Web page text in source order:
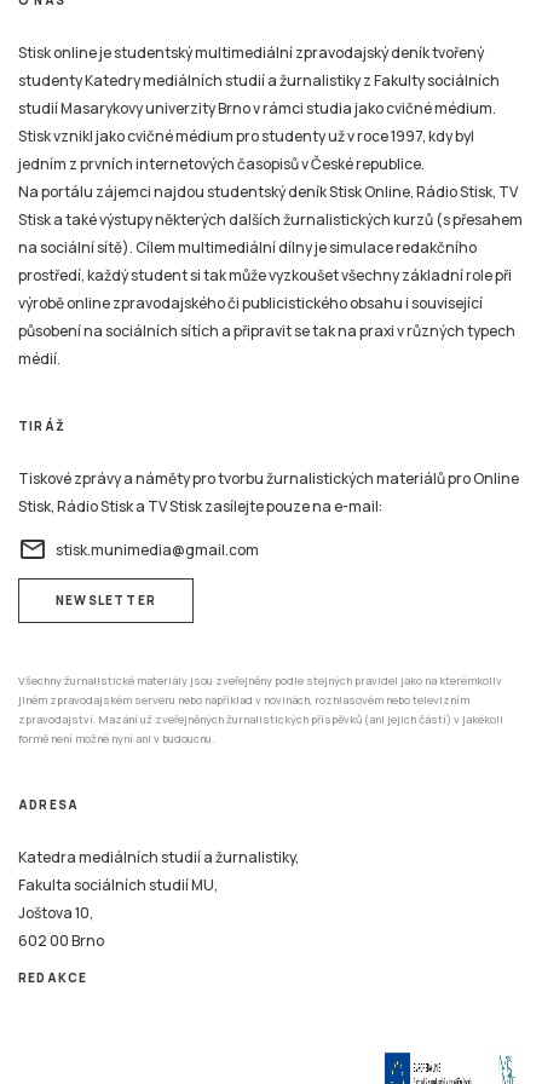
Stisk online je studentský multimediální zpravodajský deník tvořený
studenty Katedry mediálních studií a žurnalistiky z Fakulty sociálních
studií Masarykovy univerzity Brno v rámci studia jako cvičné médium.
Stisk vznikl jako cvičné médium pro studenty už v roce 1997, kdy byl
jedním z prvních internetových časopisů v České republice.
Na portálu zájemci najdou studentský deník Stisk Online, Rádio Stisk, TV
Stisk a také výstupy některých dalších žurnalistických kurzů (s přesahem
na sociální sítě). Cílem multimediální dílny je simulace redakčního
prostředí, každý student si tak může vyzkoušet všechny základní role při
výrobě online zpravodajského či publicistického obsahu i související
působení na sociálních sítích a připravit se tak na praxi v různých typech
médií.
TIRÁŽ
Tiskové zprávy a náměty pro tvorbu žurnalistických materiálů pro Online
Stisk, Rádio Stisk a TV Stisk zasílejte pouze na e-mail:
email stisk.munimedia@gmail.com
NEWSLETTER
Všechny žurnalistické materiály jsou zveřejněny podle stejných pravidel jako na kterémkoliv
jiném zpravodajském serveru nebo například v novinách, rozhlasovém nebo televizním
zpravodajství. Mazání už zveřejněných žurnalistických příspěvků (ani jejich částí) v jakékoli
formě není možné nyní ani v budoucnu.
ADRESA
Katedra mediálních studií a žurnalistiky,
Fakulta sociálních studií MU,
Joštova 10,
602 00 Brno
REDAKCE